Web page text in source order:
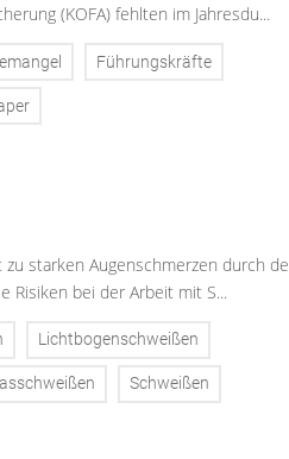
(KOFA) fehlten im Jahresdu...
Führungskräfte
starken Augenschmerzen durch
Risiken bei der Arbeit mit S...
Lichtbogenschweißen
Schweißen